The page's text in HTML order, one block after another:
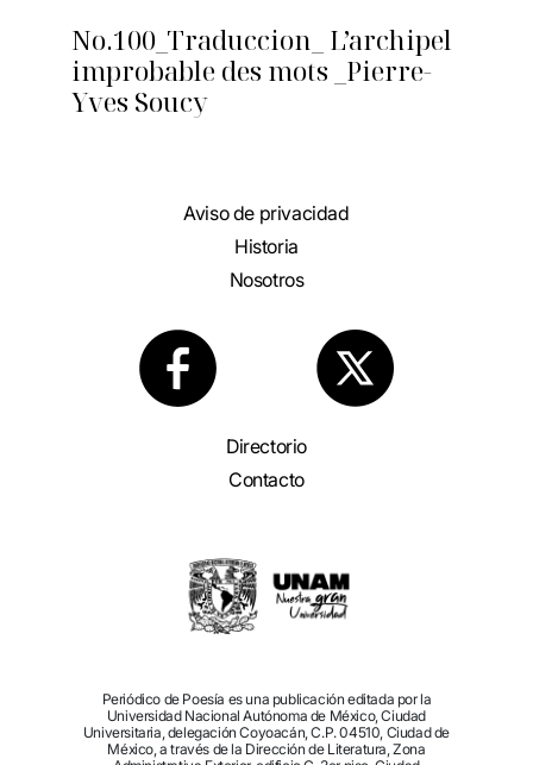
No.100_Traduccion_ L’archipel
improbable des mots _Pierre-
Yves Soucy
Aviso de privacidad
Historia
Nosotros
Directorio
Contacto
Periódico de Poesía es una publicación editada por la
Universidad Nacional Autónoma de México, Ciudad
Universitaria, delegación Coyoacán, C.P. 04510, Ciudad de
México, a través de la Dirección de Literatura, Zona